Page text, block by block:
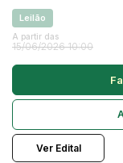
Ambulância
Caminhonetes
Máquina
Pá
SUV
Leilão
A partir das
15/06/2026 10:00
Ver Edital